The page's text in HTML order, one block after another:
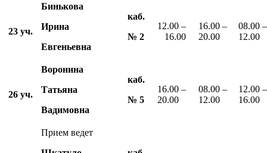
23 уч.
Бинькова
Ирина
Евгеньевна
каб.
№ 2
12.00 –
16.00
16.00 –
20.00
08.00 –
12.00
26 уч.
Воронина
Татьяна
Вадимовна
каб.
№ 5
16.00 –
20.00
08.00 –
12.00
12.00 –
16.00
Прием ведет